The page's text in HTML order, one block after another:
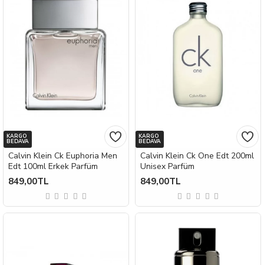
KARGO
BEDAVA
Calvin Klein Ck Euphoria Men
Edt 100ml Erkek Parfüm
849,00TL
KARGO
BEDAVA
Calvin Klein Ck One Edt 200ml
Unisex Parfüm
849,00TL